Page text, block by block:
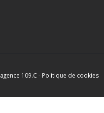
agence 109.C- Politique de cookies